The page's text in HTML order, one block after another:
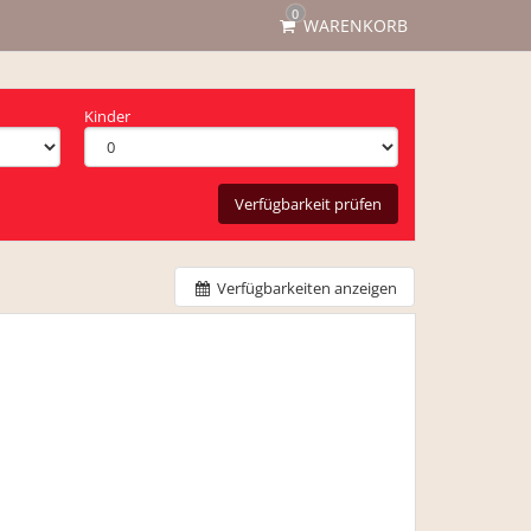
0
WARENKORB
Kinder
Verfügbarkeit prüfen
Verfügbarkeiten anzeigen